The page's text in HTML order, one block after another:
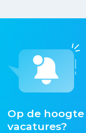
Op de
vacatures?